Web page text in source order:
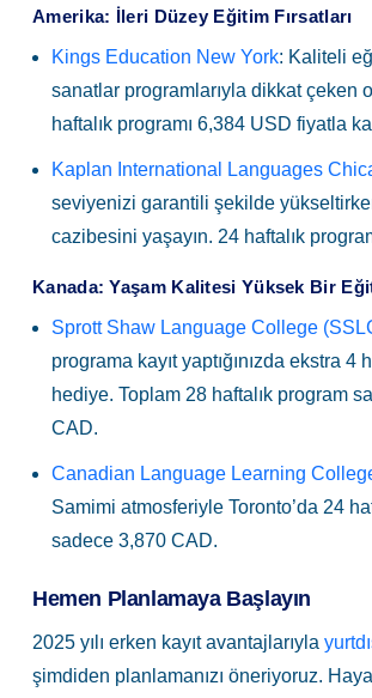
Amerika: İleri Düzey Eğitim Fırsatları
Kings Education New York: Kaliteli
sanatlar programlarıyla dikkat çeken
haftalık programı 6,384 USD fiyatla
Kaplan International Languages
seviyenizi garantili şekilde
cazibesini yaşayın. 24 haftalık
Kanada: Yaşam Kalitesi Yüksek Bir
Sprott Shaw Language College
programa kayıt yaptığınızda ekstra 4
hediye. Toplam 28 haftalık program
CAD.
Canadian Language Learning
Samimi atmosferiyle Toronto’da 24
sadece 3,870 CAD.
Hemen Planlamaya Başlayın
2025 yılı erken kayıt avantajlarıyla
şimdiden planlamanızı öneriyoruz.